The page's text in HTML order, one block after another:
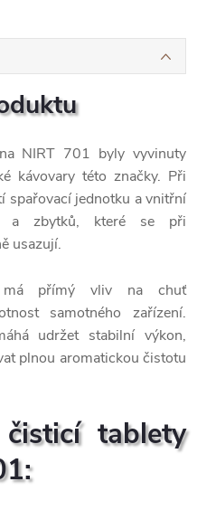
NIRT 701 byly vyvinuty
kávovary této značky. Při
spařovací jednotku a vnitřní
a zbytků, které se při
usazují.
má přímý vliv na chuť
samotného zařízení.
udržet stabilní výkon,
plnou aromatickou čistotu
tablety